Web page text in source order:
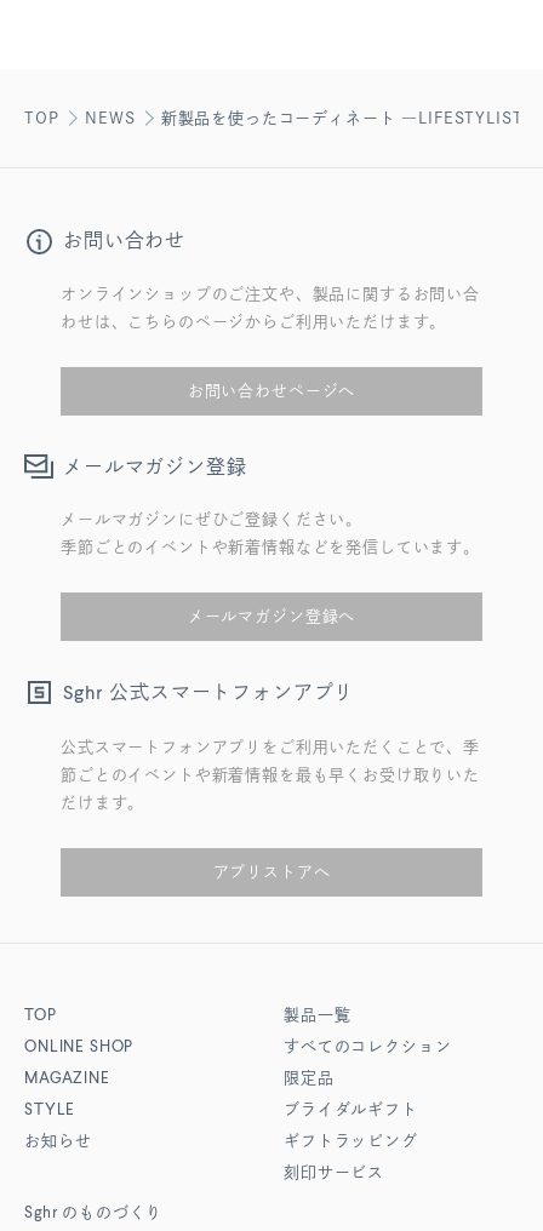
TOP NEWS 新製品を使ったコーディネート ―LIFESTYLIST
お問い合わせ
オンラインショップのご注文や、製品に関するお問い合
わせは、こちらのページからご利用いただけます。
お問い合わせページへ
メールマガジン登録
メールマガジンにぜひご登録ください。
季節ごとのイベントや新着情報などを発信しています。
メールマガジン登録へ
Sghr 公式スマートフォンアプリ
公式スマートフォンアプリをご利用いただくことで、季
節ごとのイベントや新着情報を最も早くお受け取りいた
だけます。
アプリストアへ
TOP
ONLINE SHOP
MAGAZINE
STYLE
お知らせ
Sghr のものづくり
製品一覧
すべてのコレクション
限定品
ブライダルギフト
ギフトラッピング
刻印サービス